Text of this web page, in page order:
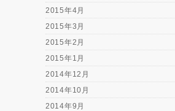
2015年4月
2015年3月
2015年2月
2015年1月
2014年12月
2014年10月
2014年9月